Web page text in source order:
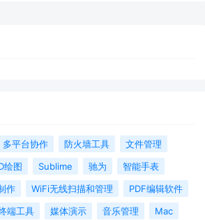
多平台协作 防火墙工具
文件管理
绘图 Sublime 驰为
智能手表
作 WiFi无线扫描和管理
PDF编辑软件
端工具 媒体演示 音乐管理 Mac